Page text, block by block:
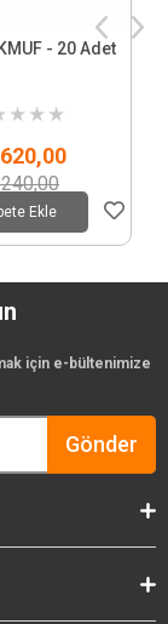
- 20 Adet
★ ★ ★
Ekle
için e-bültenimize
Gönder